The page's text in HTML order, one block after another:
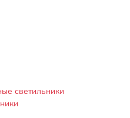
светильники